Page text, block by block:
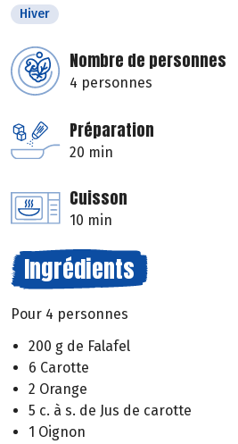
Hiver
Nombre de personnes
4 personnes
Préparation
20 min
Cuisson
10 min
Ingrédients
Pour 4 personnes
200 g de Falafel
6 Carotte
2 Orange
5 c. à s. de Jus de carotte
1 Oignon